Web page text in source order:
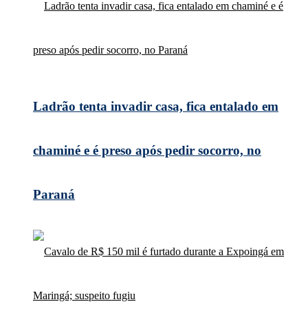
Ladrão tenta invadir casa, fica entalado em
chaminé e é preso após pedir socorro, no
Paraná